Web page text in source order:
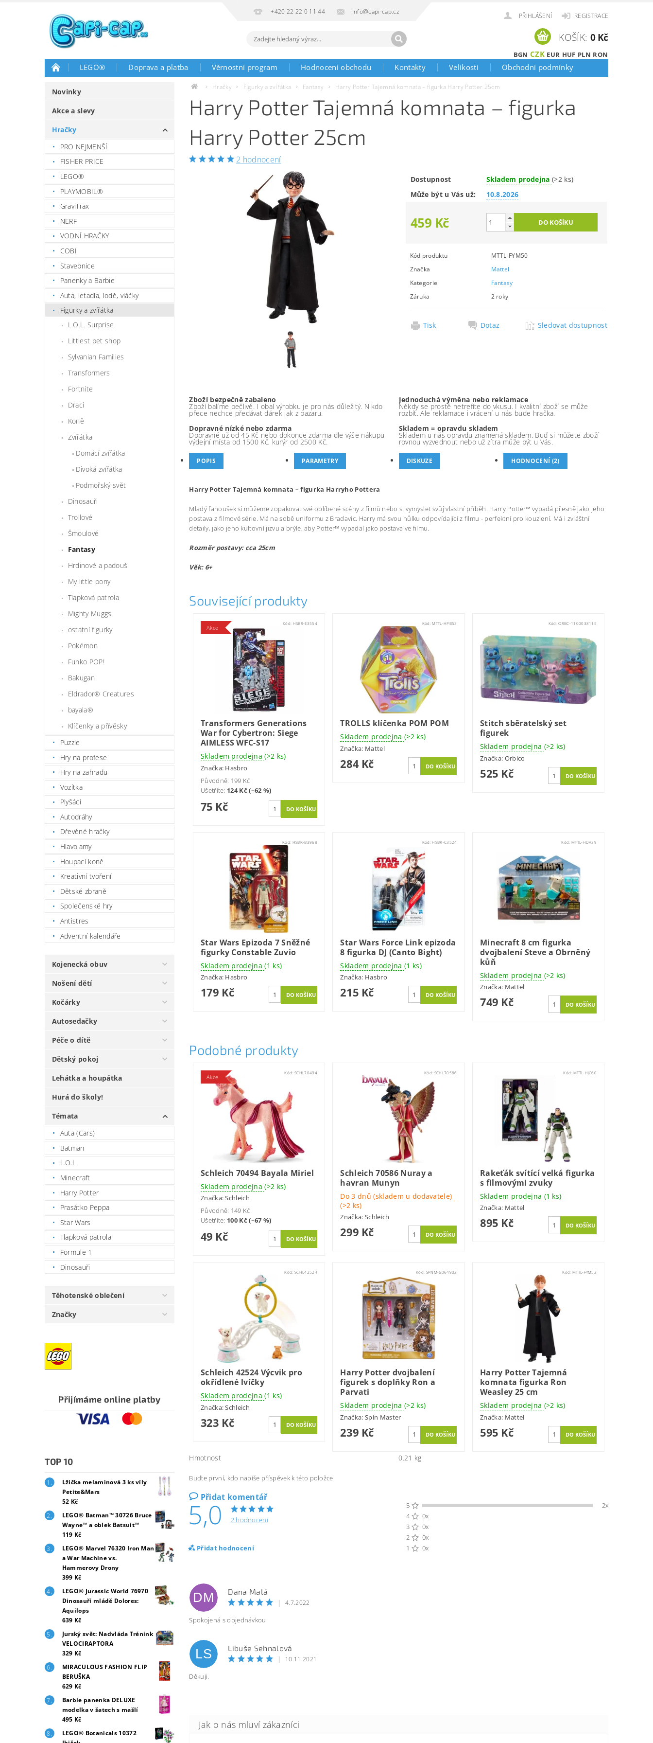
+420 22 22 0 11 44 info@capi-cap.cz
PŘIHLÁŠENÍ REGISTRACE
BGN CZK EUR HUF PLN RON
KOŠÍK: 0 Kč
LEGO® Doprava a platba Věrnostní program Hodnocení obchodu Kontakty Velikosti Obchodní podmínky
Novinky
Akce a slevy
Hračky
PRO NEJMENŠÍ
FISHER PRICE
LEGO®
PLAYMOBIL®
GraviTrax
NERF
VODNÍ HRAČKY
COBI
Stavebnice
Panenky a Barbie
Auta, letadla, lodě, vláčky
Figurky a zvířátka
L.O.L. Surprise
Littlest pet shop
Sylvanian Families
Transformers
Fortnite
Draci
Koně
Zvířátka
Domácí zvířátka
Divoká zvířátka
Podmořský svět
Dinosauři
Trollové
Šmoulové
Fantasy
Hrdinové a padouši
My little pony
Tlapková patrola
Mighty Muggs
ostatní figurky
Pokémon
Funko POP!
Bakugan
Eldrador® Creatures
bayala®
Klíčenky a přívěsky
Puzzle
Hry na profese
Hry na zahradu
Vozítka
Plyšáci
Autodráhy
Dřevěné hračky
Hlavolamy
Houpací koně
Kreativní tvoření
Dětské zbraně
Společenské hry
Antistres
Adventní kalendáře
Kojenecká obuv
Nošení dětí
Kočárky
Autosedačky
Péče o dítě
Dětský pokoj
Lehátka a houpátka
Hurá do školy!
Témata
Auta (Cars)
Batman
L.O.L
Minecraft
Harry Potter
Prasátko Peppa
Star Wars
Tlapková patrola
Formule 1
Dinosauři
Těhotenské oblečení
Značky
Přijímáme online platby
TOP 10
Lžička melaminová 3 ks víly
Petite&Mars
52 Kč
LEGO® Batman™ 30726 Bruce
Wayne™ a oblek Batsuit™
119 Kč
LEGO® Marvel 76320 Iron Man
a War Machine vs.
Hammerovy Drony
399 Kč
LEGO® Jurassic World 76970
Dinosauří mládě Dolores:
Aquilops
639 Kč
Jurský svět: Nadvláda Trénink
VELOCIRAPTORA
329 Kč
MIRACULOUS FASHION FLIP
BERUŠKA
629 Kč
Barbie panenka DELUXE
modelka v šatech s mašlí
495 Kč
LEGO® Botanicals 10372
Hračky Figurky a zvířátka Fantasy Harry Potter Tajemná komnata – figurka Harry Potter 25cm
Harry Potter Tajemná komnata – figurka
Harry Potter 25cm
2 hodnocení
Dostupnost Skladem prodejna (>2 ks)
Může být u Vás už:
10.8.2026
459 Kč
Kód produktu
MTTL-FYM50
Značka
Mattel
Kategorie
Fantasy
Záruka
2 roky
Tisk Dotaz Sledovat dostupnost
Zboží bezpečně zabaleno
Zboží balíme pečlivě. I obal výrobku je pro nás důležitý. Nikdo
přece nechce předávat dárek jak z bazaru.
Jednoduchá výměna nebo reklamace
Někdy se prostě netrefíte do vkusu. I kvalitní zboží se může
rozbít. Ale reklamace i vrácení u nás bude hračka.
Dopravné nízké nebo zdarma
Dopravné už od 45 Kč nebo dokonce zdarma dle výše nákupu -
výdejní místa od 1500 Kč, kurýr od 2500 Kč.
Skladem = opravdu skladem
Skladem u nás opravdu znamená skladem. Buď si můžete zboží
rovnou vyzvednout nebo už zítra může být u Vás.
POPIS PARAMETRY DISKUZE HODNOCENÍ (2)
Harry Potter Tajemná komnata – figurka Harryho Pottera
Mladý fanoušek si můžeme zopakovat své oblíbené scény z filmů nebo si vymyslet svůj vlastní příběh. Harry Potter™ vypadá přesně jako jeho
postava z filmové série. Má na sobě uniformu z Bradavic. Harry má svou hůlku odpovídající z filmu - perfektní pro kouzlení. Má i zvláštní
detaily, jako jeho kultovní jizvu a brýle, aby Potter™ vypadal jako postava ve filmu.
Rozměr postavy: cca 25cm
Věk: 6+
Související produkty
Akce
Kód: HSBR-E3554
Transformers Generations
War for Cybertron: Siege
AIMLESS WFC-S17
Skladem prodejna(>2 ks)
Značka: Hasbro
Původně: 199 Kč
Ušetříte: 124 Kč (–62 %)
75 Kč
Kód:MTTL-HPB53
TROLLS klíčenka POM POM
Skladem prodejna (>2 ks)
Značka: Mattel
284 Kč
Kód:ORBC-1100038115
Stitch sběratelský set
figurek
Skladem prodejna (>2 ks)
Značka: Orbico
525 Kč
Kód: HSBR-B3968
Star Wars Epizoda 7 Sněžné
figurky Constable Zuvio
Skladem prodejna(1 ks)
Značka: Hasbro
179 Kč
Kód:HSBR-C3524
Star Wars Force Link epizoda
8 figurka DJ (Canto Bight)
Skladem prodejna (1 ks)
Značka: Hasbro
215 Kč
Kód: MTTL-HDV39
Minecraft 8 cm figurka
dvojbalení Steve a Obrněný
kůň
Skladem prodejna (>2 ks)
Značka: Mattel
749 Kč
Podobné produkty
Akce
Kód:SCHL70494
Schleich 70494 Bayala Miriel
Skladem prodejna(>2 ks)
Značka:Schleich
Původně: 149 Kč
Ušetříte: 100 Kč (–67 %)
49 Kč
Kód: SCHL70586
Schleich 70586 Nuray a
havran Munyn
Do 3 dnů (skladem u dodavatele)
(>2 ks)
Značka:Schleich
299 Kč
Kód: MTTL-HJC60
Rakeťák svítící velká figurka
s filmovými zvuky
Skladem prodejna (1 ks)
Značka: Mattel
895 Kč
Kód:SCHL42524
Schleich 42524 Výcvik pro
okřídlené lvíčky
Skladem prodejna(1 ks)
Značka:Schleich
323 Kč
Kód: SPNM-6064902
Harry Potter dvojbalení
figurek s doplňky Ron a
Parvati
Skladem prodejna (>2 ks)
Značka:Spin Master
239 Kč
Kód: MTTL-FYM52
Harry Potter Tajemná
komnata figurka Ron
Weasley 25 cm
Skladem prodejna (>2 ks)
Značka: Mattel
595 Kč
Hmotnost 0.21 kg
Buďte první, kdo napíše příspěvek k této položce.
Přidat komentář
5,0 2 hodnocení
Přidat hodnocení
5
2x
4
0x
3
0x
2
0x
1
0x
DM Dana Malá
| 4.7.2022
Spokojená s objednávkou
LS Libuše Sehnalová
| 10.11.2021
Děkuji.